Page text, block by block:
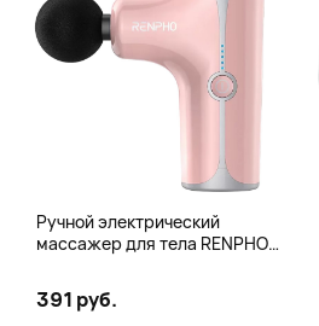
Ручной электрический
массажер для тела RENPHO
391 руб.